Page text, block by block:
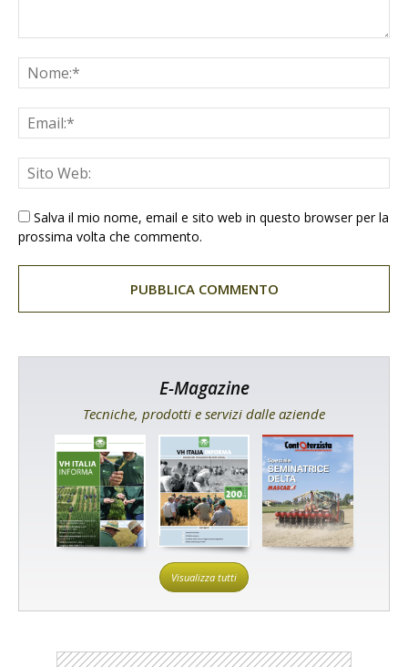
Salva il mio nome, email e sito web in questo browser per la
prossima volta che commento.
E-Magazine
Tecniche, prodotti e servizi dalle aziende
Visualizza tutti